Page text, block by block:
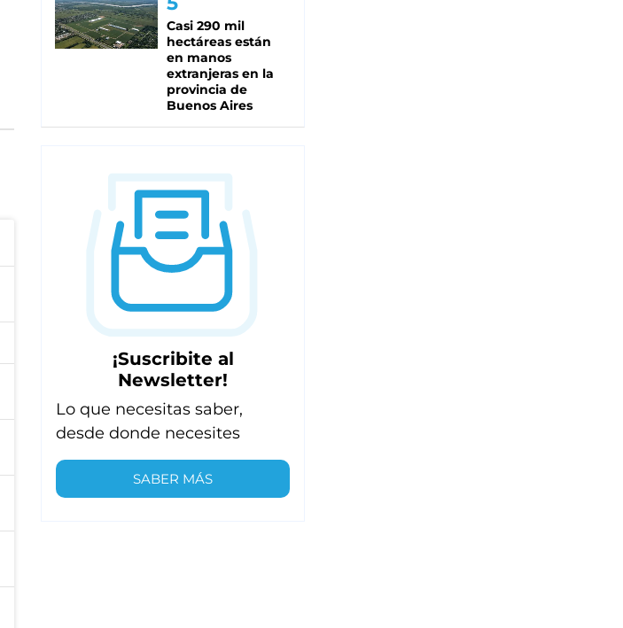
Casi 290 mil
hectáreas están
en manos
extranjeras en la
provincia de
Buenos Aires
¡Suscribite al
Newsletter!
Lo que necesitas saber,
desde donde necesites
SABER MÁS